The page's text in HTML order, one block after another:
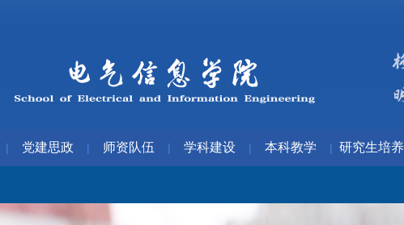
| 党建思政 | 师资队伍 | 学科建设 | 本科教学 | 研究生培养